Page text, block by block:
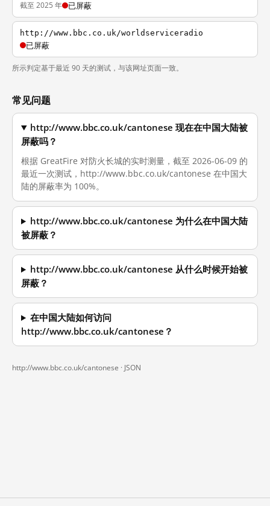
截至 2025 年 已屏蔽
http://www.bbc.co.uk/worldserviceradio
已屏蔽
所示判定基于最近 90 天的测试，与该网址页面一致。
常见问题
http://www.bbc.co.uk/cantonese 现在在中国大陆被
屏蔽吗？
根据 GreatFire 对防火长城的实时测量，截至 2026-06-09 的
最近一次测试，http://www.bbc.co.uk/cantonese 在中国大
陆的屏蔽率为 100%。
http://www.bbc.co.uk/cantonese 为什么在中国大陆
被屏蔽？
http://www.bbc.co.uk/cantonese 从什么时候开始被
屏蔽？
在中国大陆如何访问
http://www.bbc.co.uk/cantonese？
http://www.bbc.co.uk/cantonese · JSON